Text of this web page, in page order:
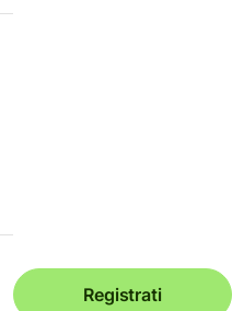
Registrati